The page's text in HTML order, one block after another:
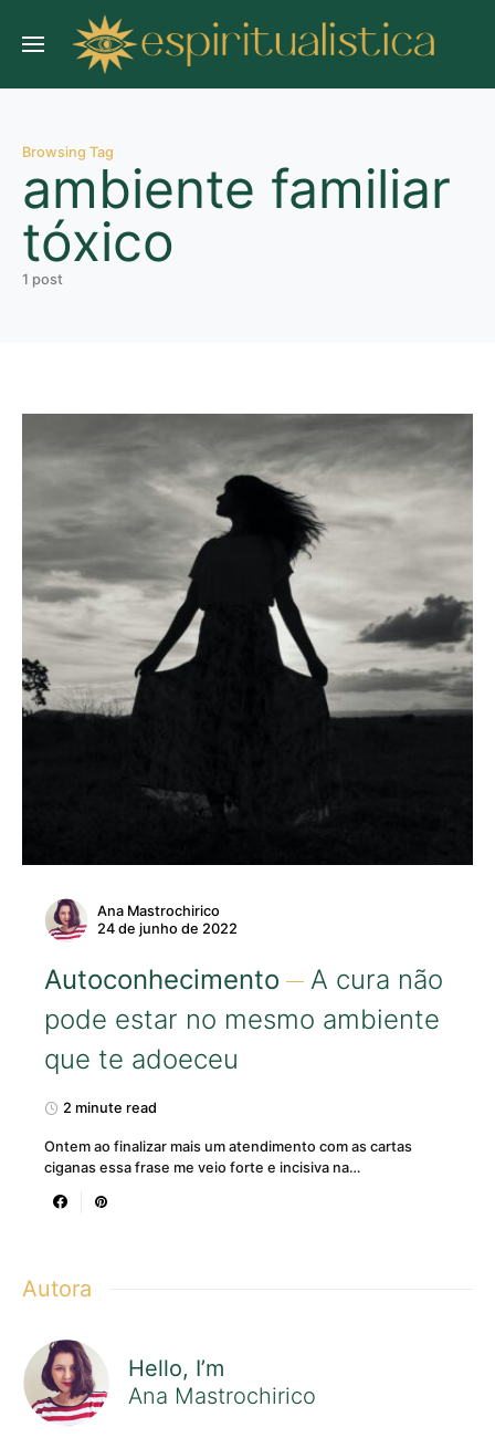
Browsing Tag
ambiente familiar
tóxico
1 post
Ana Mastrochirico
24 de junho de 2022
Autoconhecimento
A cura não
pode estar no mesmo ambiente
que te adoeceu
2 minute read
Ontem ao finalizar mais um atendimento com as cartas
ciganas essa frase me veio forte e incisiva na…
Autora
Hello, I’m
Ana Mastrochirico